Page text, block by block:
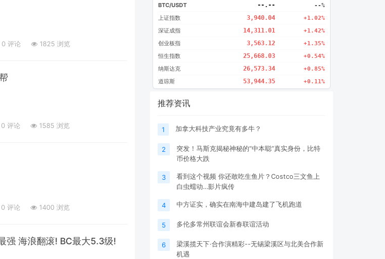
0 评论 1825 浏览
0 评论 1585 浏览
0 评论 1400 浏览
强 海浪翻滚! BC最大5.3级!
BTC/USDT --.-- --%
上证指数 3,940.04 +1.02%
深证成指 14,311.01 +1.42%
创业板指 3,563.12 +1.35%
恒生指数 25,668.03 +0.54%
纳斯达克 26,573.34 +0.85%
道琼斯 53,944.35 +0.11%
推荐资讯
1 加拿大科技产业究竟有多牛？
2
突发！马斯克揭秘神秘的“中本聪”真实身份，比特
币价格大跌
3
看到这个视频 你还敢吃生鱼片？Costco三文鱼上
白虫蠕动…影片疯传
4 中方证实，确实在南海中建岛建了飞机跑道
5 多伦多常州联谊会新春联谊活动
6
梁溪揽天下·合作演精彩--无锡梁溪区与北美合作新
机遇